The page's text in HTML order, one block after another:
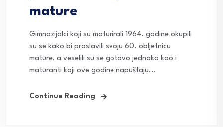
mature
Gimnazijalci koji su maturirali 1964. godine okupili
su se kako bi proslavili svoju 60. obljetnicu
mature, a veselili su se gotovo jednako kao i
maturanti koji ove godine napuštaju...
Continue Reading